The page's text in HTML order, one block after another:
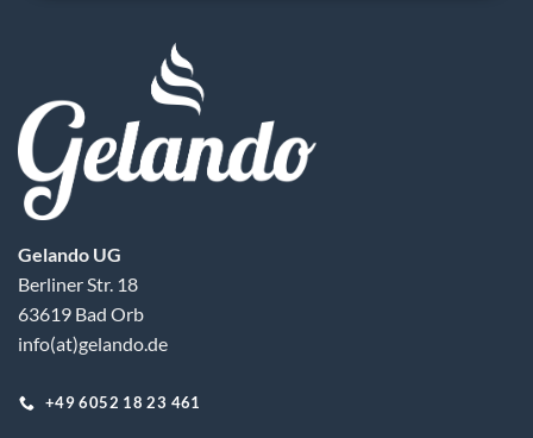
Gelando UG
Berliner Str. 18
63619 Bad Orb
info(at)gelando.de
+49 6052 18 23 461